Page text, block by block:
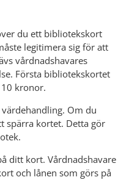
du ett bibliotekskort
legitimera sig för att
vårdnadshavares
Första bibliotekskortet
kronor.
Om du
spärra kortet. Detta gör
ditt kort. Vårdnadshavare
och lånen som görs på